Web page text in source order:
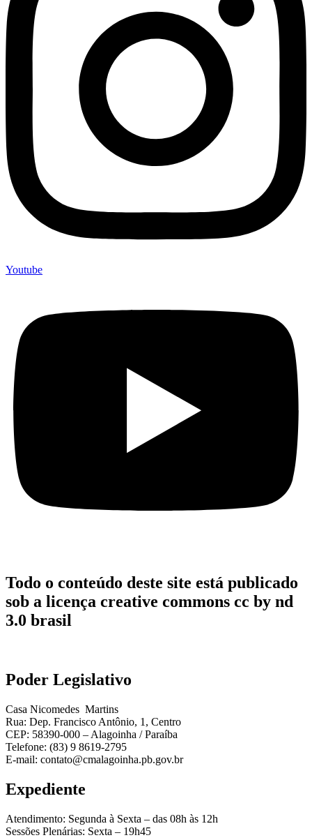
Youtube
Todo o conteúdo deste site está publicado
sob a licença creative commons cc by nd
3.0 brasil
Poder Legislativo
Casa Nicomedes Martins
Rua: Dep. Francisco Antônio, 1, Centro
CEP: 58390-000 – Alagoinha / Paraíba
Telefone: (83) 9 8619-2795
E-mail: contato@cmalagoinha.pb.gov.br
Expediente
Atendimento: Segunda à Sexta – das 08h às 12h
Sessões Plenárias: Sexta – 19h45